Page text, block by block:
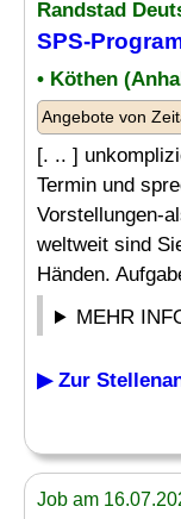
Randstad
SPS-
• Köthen
Angebote von
[. .. ]
Termin und
Vorstellungen-
weltweit sind
Händen.
MEHR
▶ Zur
Job am